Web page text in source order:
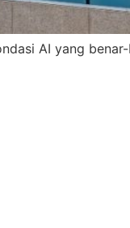
AI yang